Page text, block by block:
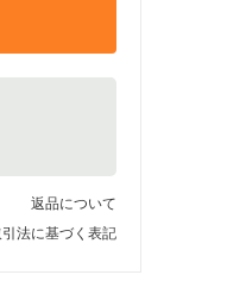
返品について
法に基づく表記